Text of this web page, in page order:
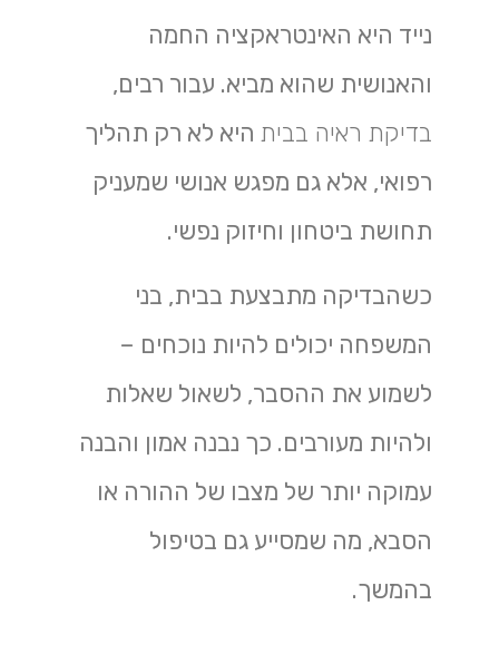
נייד היא האינטראקציה החמה
והאנושית שהוא מביא. עבור רבים,
בדיקת ראיה בבית היא לא רק תהליך
רפואי, אלא גם מפגש אנושי שמעניק
תחושת ביטחון וחיזוק נפשי.
כשהבדיקה מתבצעת בבית, בני
המשפחה יכולים להיות נוכחים –
לשמוע את ההסבר, לשאול שאלות
ולהיות מעורבים. כך נבנה אמון והבנה
עמוקה יותר של מצבו של ההורה או
הסבא, מה שמסייע גם בטיפול
בהמשך.